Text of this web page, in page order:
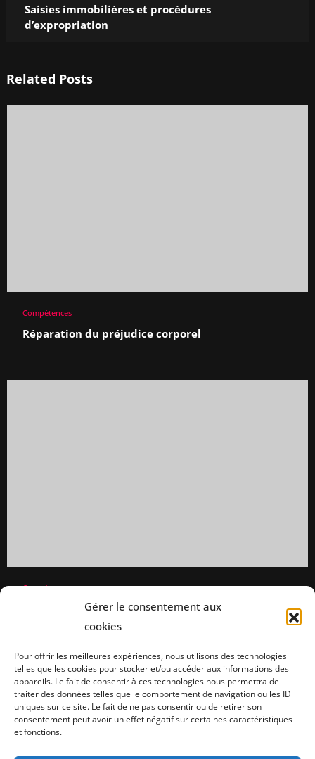
Gérer le consentement aux
cookies
Pour offrir les meilleures expériences, nous utilisons des technologies
telles que les cookies pour stocker et/ou accéder aux informations des
appareils. Le fait de consentir à ces technologies nous permettra de
traiter des données telles que le comportement de navigation ou les ID
uniques sur ce site. Le fait de ne pas consentir ou de retirer son
consentement peut avoir un effet négatif sur certaines caractéristiques
et fonctions.
Saisies immobilières et procédures
d’expropriation
Related Posts
Compétences
Réparation du préjudice corporel
Compétences
Victime de violences ou d’une infraction pénale
Coordonnées